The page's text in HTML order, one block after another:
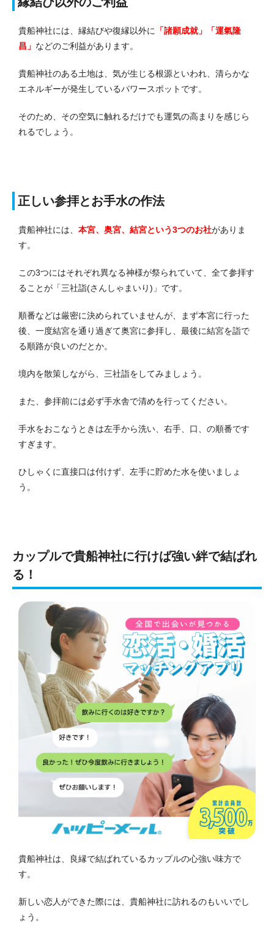
貴船神社には、縁結びや復縁以外に 「諸願成就」「運氣隆
昌」 などのご利益があります。
貴船神社のある土地は、気が生じる根源といわれ、清らかな
エネルギーが発生しているパワースポットです。
そのため、その空気に触れるだけでも運気の高まりを感じら
れるでしょう。
正しい参拝とお手水の作法
貴船神社には、 本宮、奥宮、結宮という3つのお社がありま
す。
この3つにはそれぞれ異なる神様が祭られていて、全て参拝す
ることが「三社詣(さんしゃまいり)」です。
順番などは厳密に決められていませんが、まず本宮に行った
後、一度結宮を通り過ぎて奥宮に参拝し、最後に結宮を詣で
る順路が良いのだとか。
境内を散策しながら、三社詣をしてみましょう。
また、参拝前には必ず手水舎で清めを行ってください。
手水をおこなうときは左手から洗い、右手、口、の順番です
すぎます。
ひしゃくに直接口は付けず、左手に貯めた水を使いましょ
う。
カップルで貴船神社に行けば強い絆で結ばれ
る！
貴船神社は、良縁で結ばれているカップルの心強い味方で
す。
新しい恋人ができた際には、貴船神社に訪れるのもいいでし
ょう。